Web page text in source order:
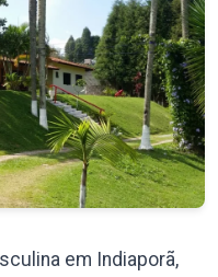
em Indiaporã,